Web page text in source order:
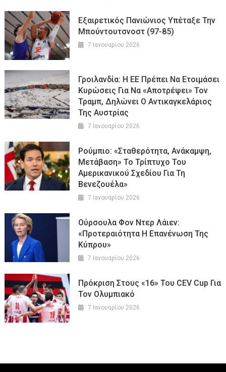
Εξαιρετικός Πανιώνιος Υπέταξε Την
Μπούντουτσνοστ (97-85)
7 Ιανουαρίου 2026
Γροιλανδία: Η ΕΕ Πρέπει Να Ετοιμάσει
Κυρώσεις Για Να «αποτρέψει» Τον
Τραμπ, Δηλώνει Ο Αντικαγκελάριος
Της Αυστρίας
7 Ιανουαρίου 2026
Ρούμπιο: «Σταθερότητα, Ανάκαμψη,
Μετάβαση» Το Τρίπτυχο Του
Αμερικανικού Σχεδίου Για Τη
Βενεζουέλα»
7 Ιανουαρίου 2026
Ούρσουλα Φον Ντερ Λάιεν:
«Προτεραιότητα Η Επανένωση Της
Κύπρου»
7 Ιανουαρίου 2026
Πρόκριση Στους «16» Του CEV Cup Για
Τον Ολυμπιακό
7 Ιανουαρίου 2026